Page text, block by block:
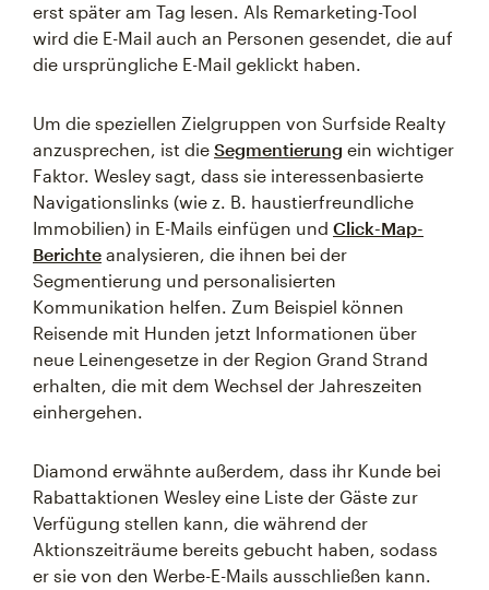
erst später am Tag lesen. Als Remarketing-Tool
wird die E-Mail auch an Personen gesendet, die auf
die ursprüngliche E-Mail geklickt haben.
Um die speziellen Zielgruppen von Surfside Realty
anzusprechen, ist die Segmentierung ein wichtiger
Faktor. Wesley sagt, dass sie interessenbasierte
Navigationslinks (wie z. B. haustierfreundliche
Immobilien) in E-Mails einfügen und Click-Map-
Berichte analysieren, die ihnen bei der
Segmentierung und personalisierten
Kommunikation helfen. Zum Beispiel können
Reisende mit Hunden jetzt Informationen über
neue Leinengesetze in der Region Grand Strand
erhalten, die mit dem Wechsel der Jahreszeiten
einhergehen.
Diamond erwähnte außerdem, dass ihr Kunde bei
Rabattaktionen Wesley eine Liste der Gäste zur
Verfügung stellen kann, die während der
Aktionszeiträume bereits gebucht haben, sodass
er sie von den Werbe-E-Mails ausschließen kann.